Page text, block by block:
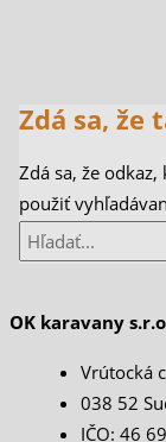
Zdá sa, že
Zdá sa, že
použiť
OK karavany
Vrútocká
038 52
IČO: 46